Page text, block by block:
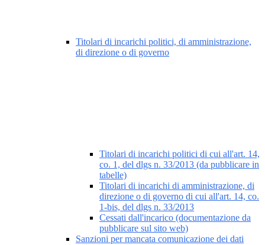
Titolari di incarichi politici, di amministrazione,
di direzione o di governo
Titolari di incarichi politici di cui all'art. 14,
co. 1, del dlgs n. 33/2013 (da pubblicare in
tabelle)
Titolari di incarichi di amministrazione, di
direzione o di governo di cui all'art. 14, co.
1-bis, del dlgs n. 33/2013
Cessati dall'incarico (documentazione da
pubblicare sul sito web)
Sanzioni per mancata comunicazione dei dati